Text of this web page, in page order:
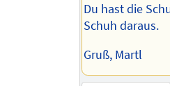
Du hast die
Schuh daraus.
Gruß, Martl